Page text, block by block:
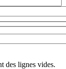
des lignes vides.